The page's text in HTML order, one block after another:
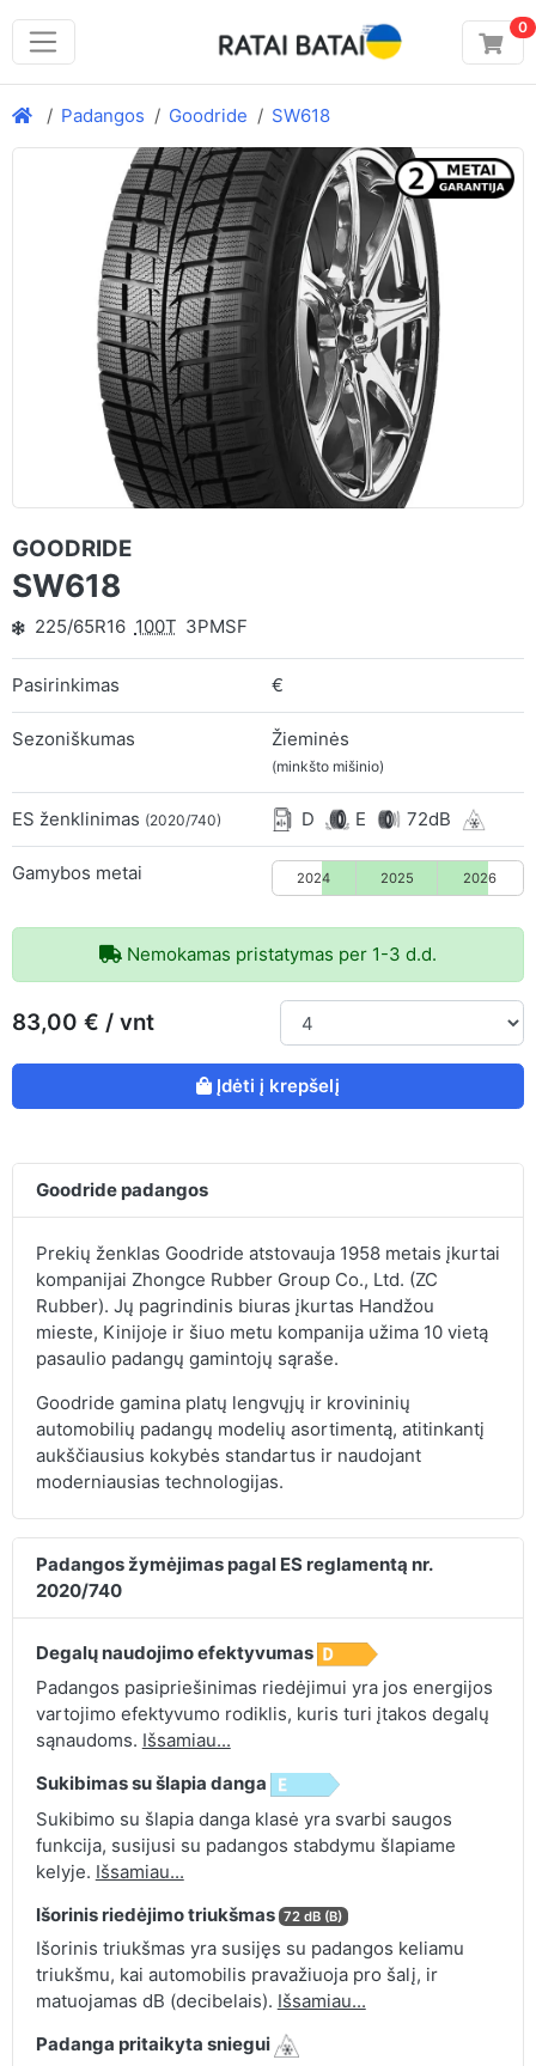
0
Padangos Goodride SW618
GOODRIDE
SW618
225/65R16 100T 3PMSF
Pasirinkimas €
Sezoniškumas Žieminės
(minkšto mišinio)
ES ženklinimas (2020/740) D E 72dB
Gamybos metai 2024 2025 2026
Nemokamas pristatymas per 1-3 d.d.
83,00 € / vnt
Įdėti į krepšelį
Goodride padangos
Prekių ženklas Goodride atstovauja 1958 metais įkurtai
kompanijai Zhongce Rubber Group Co., Ltd. (ZC
Rubber). Jų pagrindinis biuras įkurtas Handžou
mieste, Kinijoje ir šiuo metu kompanija užima 10 vietą
pasaulio padangų gamintojų sąraše.
Goodride gamina platų lengvųjų ir krovininių
automobilių padangų modelių asortimentą, atitinkantį
aukščiausius kokybės standartus ir naudojant
moderniausias technologijas.
Padangos žymėjimas pagal ES reglamentą nr.
2020/740
Degalų naudojimo efektyvumas
Padangos pasipriešinimas riedėjimui yra jos energijos
vartojimo efektyvumo rodiklis, kuris turi įtakos degalų
sąnaudoms. Išsamiau...
Sukibimas su šlapia danga
Sukibimo su šlapia danga klasė yra svarbi saugos
funkcija, susijusi su padangos stabdymu šlapiame
kelyje. Išsamiau...
Išorinis riedėjimo triukšmas 72 dB (B)
Išorinis triukšmas yra susijęs su padangos keliamu
triukšmu, kai automobilis pravažiuoja pro šalį, ir
matuojamas dB (decibelais). Išsamiau...
Padanga pritaikyta sniegui